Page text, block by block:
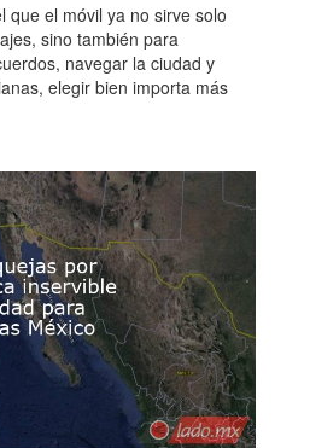
que el móvil ya no sirve solo
sino también para
navegar la ciudad y
elegir bien importa más